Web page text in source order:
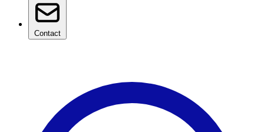
Contact